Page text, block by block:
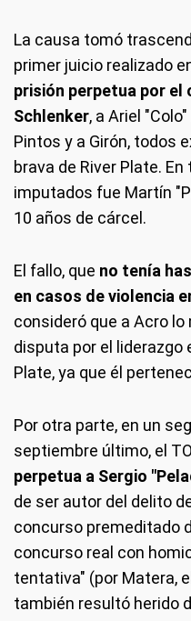
La causa tomó
primer juicio realizado
prisión perpetua por el
Schlenker, a Ariel
Pintos y a Girón, todos
brava de River Plate.
imputados fue Martí­n
10 años de cárcel.
El fallo, que no tenía
en casos de violencia
consideró que a Acro
disputa por el liderazgo
Plate, ya que él
Por otra parte, en un
septiembre último, el
perpetua a Sergio
de ser autor del delito
concurso premeditado
concurso real con
tentativa" (por Matera,
también resultó herido